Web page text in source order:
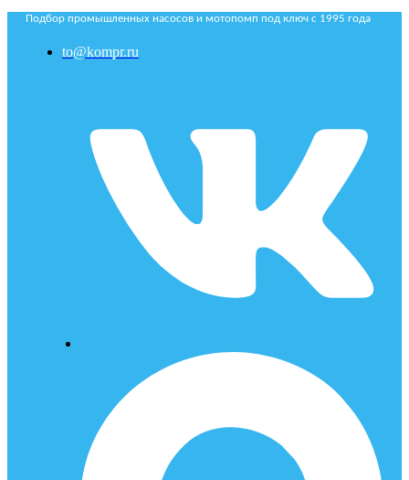
Подбор промышленных насосов и мотопомп под ключ с 1995 года
to@kompr.ru